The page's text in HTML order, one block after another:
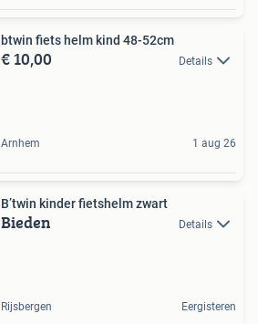
btwin fiets helm kind 48-52cm
€ 10,00 Details
Arnhem 1 aug 26
B’twin kinder fietshelm zwart
Bieden Details
Rijsbergen Eergisteren